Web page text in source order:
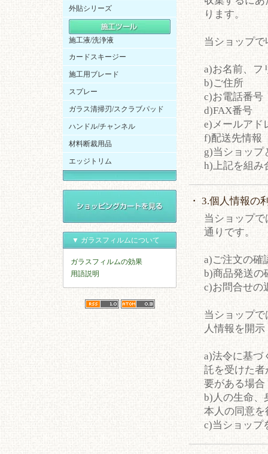
外貼シリーズ
施工液/洗浄液
カードスキージー
施工用ブレード
スプレー
ガラス清掃刃/スクラブパッド
ハンドル/チャンネル
材料断裁用品
エッジトリム
▼ ガラスフィルムについて
ガラスフィルムの効果
用語説明
ります。
当ショップ
a)お名前、フ
b)ご住所
c)お電話番号
d)FAX番号
e)メールアド
f)配送先情報
g)当ショップ
h)上記を組み
・ 3.個人情報の
当ショップ
通りです。
a)ご注文の確
b)商品発送の
c)お問合せの
当ショップ
人情報を開
a)法令に基づ
託を受けた
要がある場合
b)人の生命、
本人の同意
c)当ショップ